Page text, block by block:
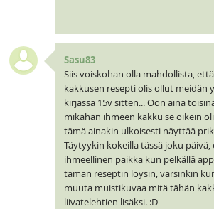
Sasu83
Siis voiskohan olla mahdollista,
kakkusen resepti olis ollut meidän
kirjassa 15v sitten... Oon aina
mikähän ihmeen kakku se oikein
tämä ainakin ulkoisesti näyttää
Täytyykin kokeilla tässä joku
ihmeellinen paikka kun pelkällä
tämän reseptin löysin, varsinkin
muuta muistikuvaa mitä tähän
liivatelehtien lisäksi. :D